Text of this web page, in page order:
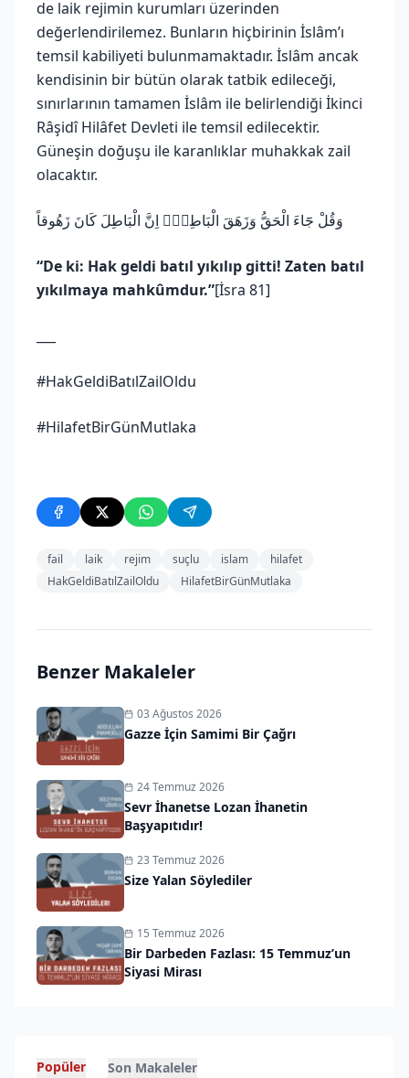
de laik rejimin kurumları üzerinden
değerlendirilemez. Bunların hiçbirinin İslâm’ı
temsil kabiliyeti bulunmamaktadır. İslâm ancak
kendisinin bir bütün olarak tatbik edileceği,
sınırlarının tamamen İslâm ile belirlendiği İkinci
Râşidî Hilâfet Devleti ile temsil edilecektir.
Güneşin doğuşu ile karanlıklar muhakkak zail
olacaktır.
وَقُلْ جَٓاءَ الْحَقُّ وَزَهَقَ الْبَاطِلُۜ اِنَّ الْبَاطِلَ كَانَ زَهُوقاً
“De ki: Hak geldi batıl yıkılıp gitti! Zaten batıl
yıkılmaya mahkûmdur.”[İsra 81]
#HakGeldiBatılZailOldu
#HilafetBirGünMutlaka
fail laik rejim suçlu islam
hilafet
HakGeldiBatılZailOldu
HilafetBirGünMutlaka
Benzer Makaleler
03 Ağustos 2026
Gazze İçin Samimi Bir Çağrı
24 Temmuz 2026
Sevr İhanetse Lozan İhanetin
Başyapıtıdır!
23 Temmuz 2026
Size Yalan Söylediler
15 Temmuz 2026
Bir Darbeden Fazlası: 15 Temmuz’un
Siyasi Mirası
Popüler Son Makaleler